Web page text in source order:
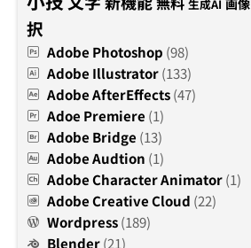
生成AI
択
Adobe Photoshop (98)
Adobe Illustrator(133)
Adobe AfterEffects(47)
Adoe Premiere (1)
Adobe Bridge (13)
Adobe Audtion (1)
Adobe Character Animator(1)
Adobe Creative Cloud (22)
Wordpress(189)
Blender(21)